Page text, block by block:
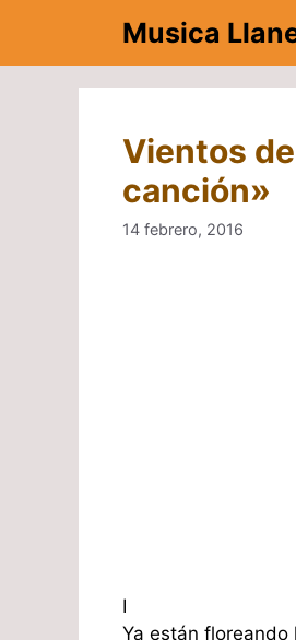
contenido
Musica
Vientos
canción»
14 febrero, 2016
I
Ya están floreando